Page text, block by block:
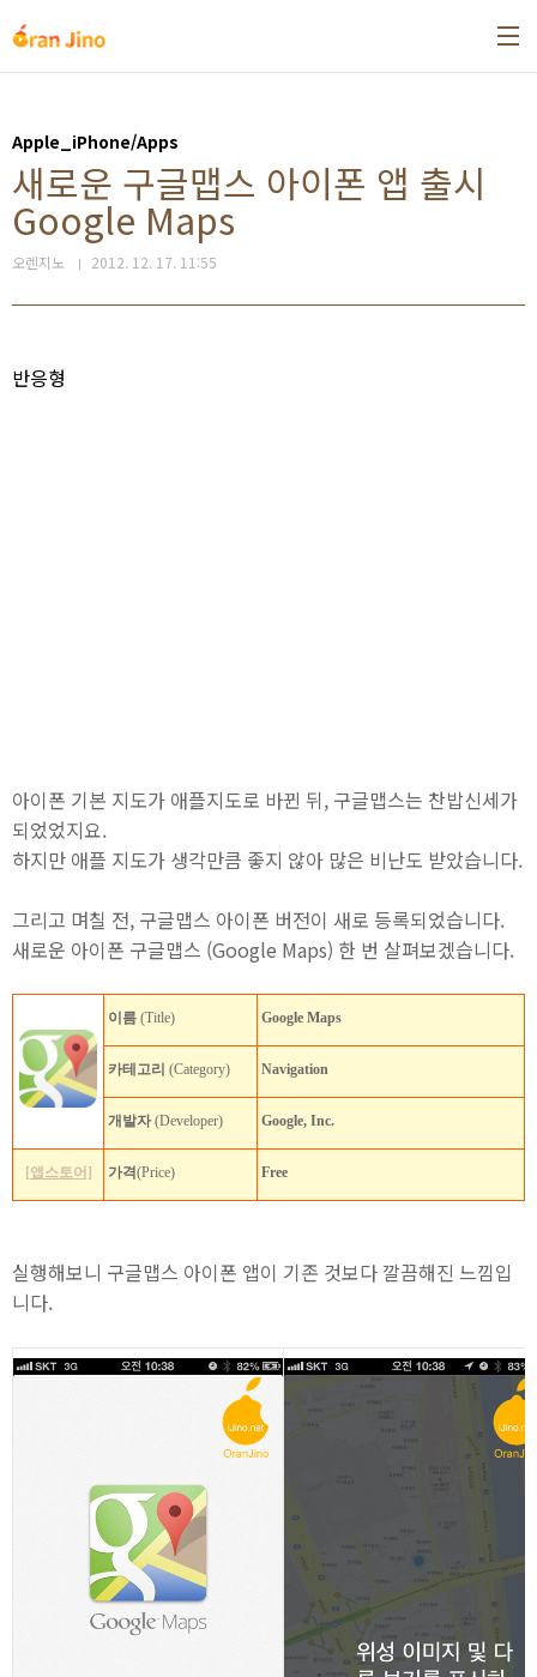
Apple_iPhone/Apps
새로운 구글맵스 아이폰 앱 출시
Google Maps
오렌지노 2012. 12. 17. 11:55
반응형
아이폰 기본 지도가 애플지도로 바뀐 뒤, 구글맵스는 찬밥신세가
되었었지요.
하지만 애플 지도가 생각만큼 좋지 않아 많은 비난도 받았습니다.
그리고 며칠 전, 구글맵스 아이폰 버전이 새로 등록되었습니다.
새로운 아이폰 구글맵스 (Google Maps) 한 번 살펴보겠습니다.
이름 (Title) Google Maps
카테고리 (Category) Navigation
개발자(Developer) Google, Inc.
[앱스토어] 가격(Price) Free
실행해보니 구글맵스 아이폰 앱이 기존 것보다 깔끔해진 느낌입
니다.